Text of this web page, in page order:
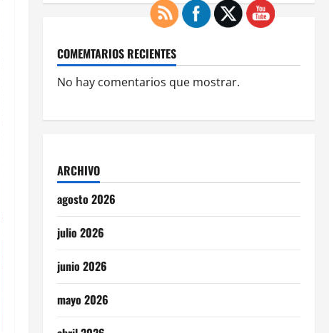
COMEMTARIOS RECIENTES
No hay comentarios que mostrar.
ARCHIVO
agosto 2026
julio 2026
junio 2026
mayo 2026